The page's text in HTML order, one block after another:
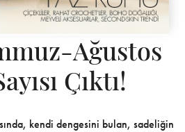
Ağustos
Çıktı!
kendi dengesini bulan, sadeliğin